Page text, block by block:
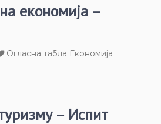
економија –
Огласна табла Економија
– Испит